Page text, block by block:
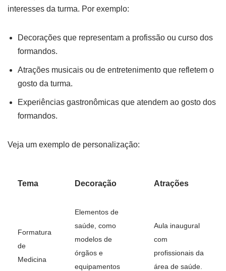
interesses da turma. Por exemplo:
Decorações que representam a profissão ou curso dos
formandos.
Atrações musicais ou de entretenimento que refletem o
gosto da turma.
Experiências gastronômicas que atendem ao gosto dos
formandos.
Veja um exemplo de personalização:
Tema Decoração Atrações
Formatura
de
Medicina
Elementos de
saúde, como
modelos de
órgãos e
equipamentos
Aula inaugural
com
profissionais da
área de saúde.